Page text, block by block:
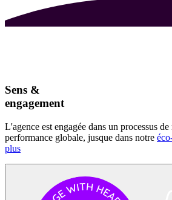
Sens &
engagement
L'agence est engagée dans un processus
performance globale, jusque dans notre
plus